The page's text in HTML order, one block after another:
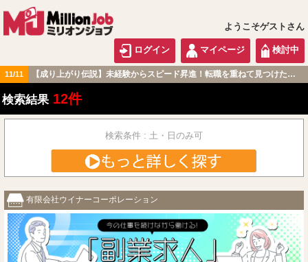
ようこそゲストさん
ログイン マイページ 検討中
11/11 【成り上がり伝説】未経験からスピード昇進！転職を重ねて見つけた『本当に働きやすい職場』とは？
東海版
検索結果 12件
検索条件 : 土・日のみ可
有限会社ウイナーコーポレーション